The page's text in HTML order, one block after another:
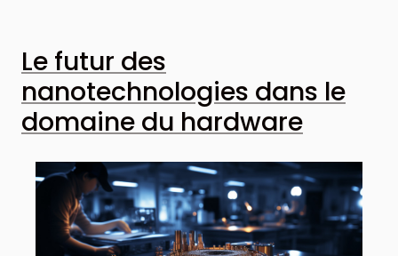
Le futur des
nanotechnologies dans le
domaine du hardware